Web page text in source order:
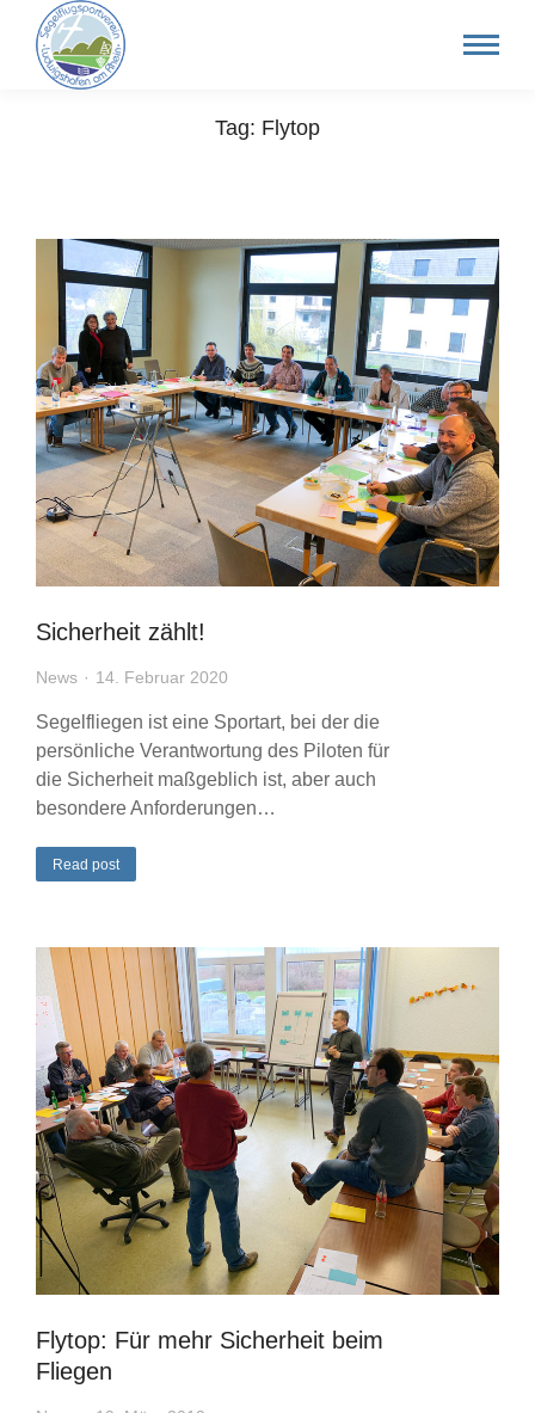
Tag: Flytop
Sicherheit zählt!
News 14. Februar 2020
Segelfliegen ist eine Sportart, bei der die
persönliche Verantwortung des Piloten für
die Sicherheit maßgeblich ist, aber auch
besondere Anforderungen…
Read post
Flytop: Für mehr Sicherheit beim
Fliegen